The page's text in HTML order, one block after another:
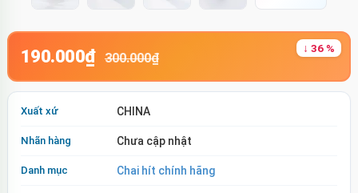
190.000₫ 300.000₫
↓ 36 %
Xuất xứ CHINA
Nhãn hàng Chưa cập nhật
Danh mục Chai hít chính hãng